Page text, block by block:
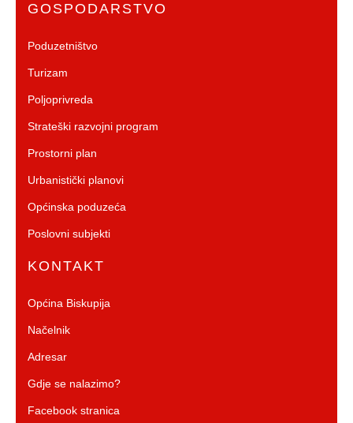
GOSPODARSTVO
Poduzetništvo
Turizam
Poljoprivreda
Strateški razvojni program
Prostorni plan
Urbanistički planovi
Općinska poduzeća
Poslovni subjekti
KONTAKT
Općina Biskupija
Načelnik
Adresar
Gdje se nalazimo?
Facebook stranica